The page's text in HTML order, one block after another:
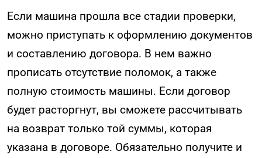
Если машина прошла все стадии проверки,
можно приступать к оформлению документов
и составлению договора. В нем важно
прописать отсутствие поломок, а также
полную стоимость машины. Если договор
будет расторгнут, вы сможете рассчитывать
на возврат только той суммы, которая
указана в договоре. Обязательно получите и